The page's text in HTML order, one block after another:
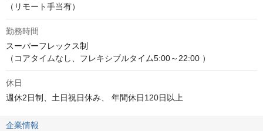
（リモート手当有）
勤務時間
スーパーフレックス制
（コアタイムなし、フレキシブルタイム5:00～22:00 ）
休日
週休2日制、土日祝日休み、 年間休日120日以上
企業情報